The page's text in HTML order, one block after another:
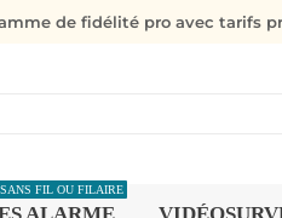
de fidélité pro avec tarifs
ALARME
SANS FIL OU FILAIRE